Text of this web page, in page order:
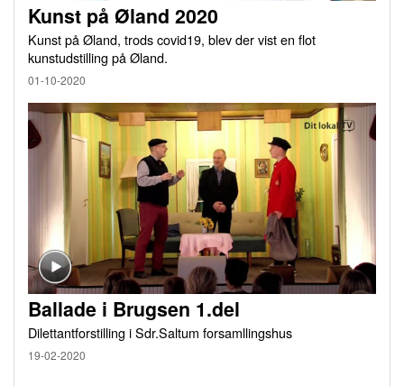
Kunst på Øland 2020
Kunst på Øland, trods covid19, blev der vist en flot
kunstudstilling på Øland.
01-10-2020
Ballade i Brugsen 1.del
Dilettantforstilling i Sdr.Saltum forsamllingshus
19-02-2020